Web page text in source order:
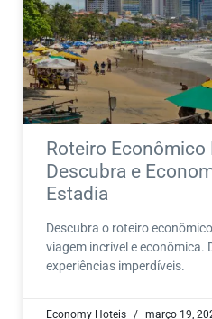
Roteiro Econômico
Descubra e
Estadia
Descubra o roteiro
viagem incrível e econômica.
experiências imperdíveis.
Economy Hoteis março 19,